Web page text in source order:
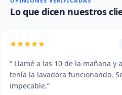
Lo que dicen nuestros
“ Llamé a las 10 de la mañana y
tenía la lavadora funcionando.
impecable.”